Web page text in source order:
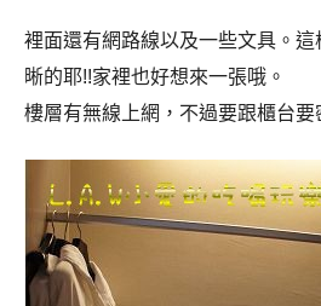
裡面還有網路線以及一些文具。
晰的耶!!家裡也好想來一張哦。
樓層有無線上網，不過要跟櫃台要